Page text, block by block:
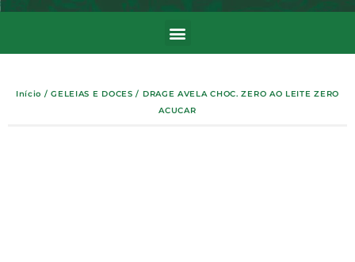
Início /GELEIAS E DOCES / DRAGE AVELA CHOC. ZERO AO LEITE ZERO
ACUCAR